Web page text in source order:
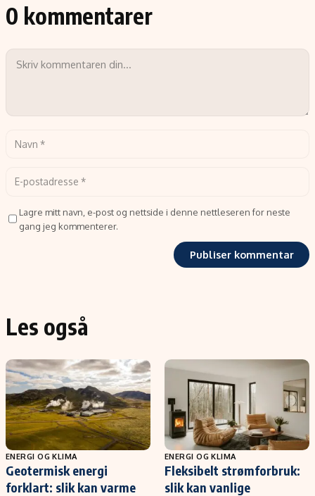
0 kommentarer
Lagre mitt navn, e-post og nettside i denne nettleseren for neste
gang jeg kommenterer.
Les også
ENERGI OG KLIMA
Geotermisk energi
forklart: slik kan varme
ENERGI OG KLIMA
Fleksibelt strømforbruk:
slik kan vanlige